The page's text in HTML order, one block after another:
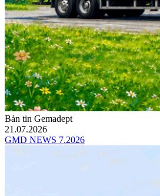
Bản tin Gemadept
21.07.2026
GMD NEWS 7.2026